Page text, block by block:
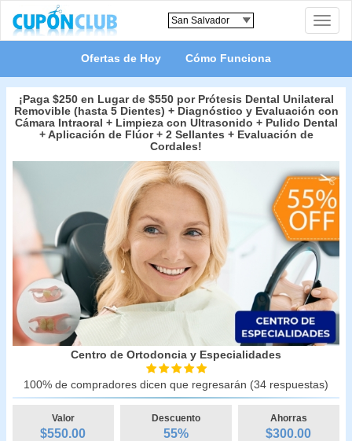
Toggle
Ofertas de Hoy Cómo Funciona
¡Paga $250 en Lugar de $550 por Prótesis Dental Unilateral
Removible (hasta 5 Dientes) + Diagnóstico y Evaluación con
Cámara Intraoral + Limpieza con Ultrasonido + Pulido Dental
+ Aplicación de Flúor + 2 Sellantes + Evaluación de
Cordales!
Centro de Ortodoncia y Especialidades
100% de compradores dicen que regresarán (34 respuestas)
Valor
$550.00
Descuento
55%
Ahorras
$300.00